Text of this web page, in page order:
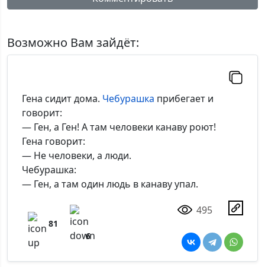
*Максимальное кол-во символов - 500. Ручная модерация.
Возможно Вам зайдёт:
Гена сидит дома. Чебурашка прибегает и
говорит:
— Ген, а Ген! А там человеки канаву роют!
Гена говорит:
— Не человеки, а люди.
Чебурашка:
— Ген, а там один людь в канаву упал.
81
6
495